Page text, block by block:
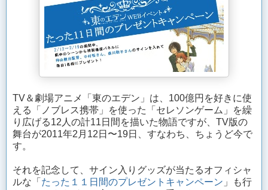
TV＆劇場アニメ「東のエデン」は、100億円を好きに使
える「ノブレス携帯」を使った「セレソンゲーム」を繰
り広げる12人の計11日間を描いた物語ですが、TV版の
舞台が2011年2月12日〜19日、すなわち、ちょうど今で
す。
それを記念して、サイン入りグッズが当たるオフィシャ
ルな「 たった１１日間のプレゼントキャンペーン 」も行